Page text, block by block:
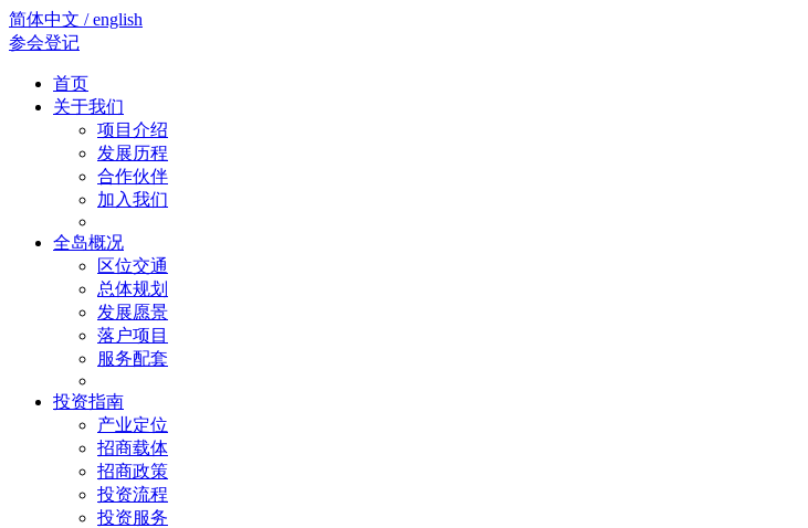
简体中文 / english
参会登记
首页
关于我们
项目介绍
发展历程
合作伙伴
加入我们
全岛概况
区位交通
总体规划
发展愿景
落户项目
服务配套
投资指南
产业定位
招商载体
招商政策
投资流程
投资服务